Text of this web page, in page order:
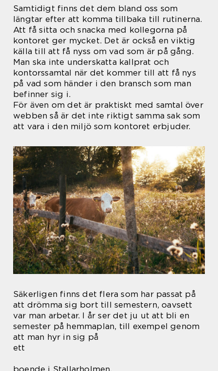
Samtidigt finns det dem bland oss som
längtar efter att komma tillbaka till rutinerna.
Att få sitta och snacka med kollegorna på
kontoret ger mycket. Det är också en viktig
källa till att få nyss om vad som är på gång.
Man ska inte underskatta kallprat och
kontorssamtal när det kommer till att få nys
på vad som händer i den bransch som man
befinner sig i.
För även om det är praktiskt med samtal över
webben så är det inte riktigt samma sak som
att vara i den miljö som kontoret erbjuder.
Säkerligen finns det flera som har passat på
att drömma sig bort till semestern, oavsett
var man arbetar. I år ser det ju ut att bli en
semester på hemmaplan, till exempel genom
att man hyr in sig på
ett
boende i Stallarholmen.